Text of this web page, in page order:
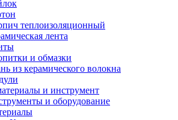
теплоизоляционный
лента
и обмазки
из керамического волокна
и инструмент
и оборудование